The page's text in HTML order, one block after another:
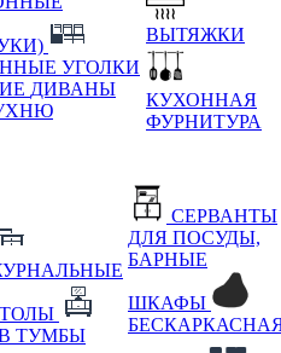
УГОЛКИ
ДИВАНЫ
ВЫТЯЖКИ
КУХОННАЯ
ФУРНИТУРА
ТУМБЫ
СЕРВАНТЫ
ДЛЯ ПОСУДЫ,
БАРНЫЕ
ШКАФЫ